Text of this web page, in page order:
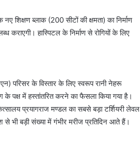
ब्लाक (200 सीटों की क्षमता) का निर्माण
कराएगी। हास्पिटल के निर्माण से रोगियों के लिए
परिसर के विस्तार के लिए स्वरूप रानी नेहरू
के पक्ष में हस्तांतरित करने का फैसला किया गया है।
प्रयागराज मण्डल का सबसे बड़ा टर्शियरी लेवल
से भी बड़ी संख्या में गंभीर मरीज प्रतिदिन आते हैं।